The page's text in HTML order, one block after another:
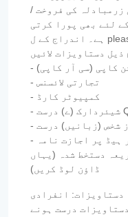
زرمبادلہ کی فروخت /
لئے بھی پورا کرتی
ہے۔ اندراج کے ل please ، براہ کرم ہماری قریب ترین
کاپی (سی آر کاپی)
- تجارتی لائسنس
- کمپیوٹر کارڈ
- اسٹیمپ کے ساتھ کمپنی کے لیٹر ہیڈ پر اجازت نامہ
دستخط شدہ (یہاں
ڈاؤن لوڈ کریں)
دستاویزات: انفرادی
درست ہونے